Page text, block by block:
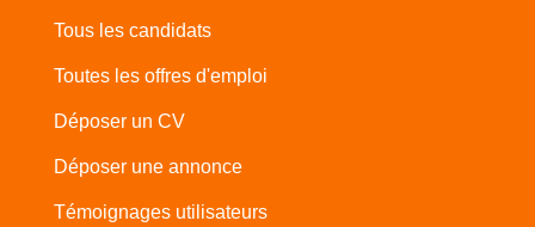
Tous les candidats
Toutes les offres d'emploi
Déposer un CV
Déposer une annonce
Témoignages utilisateurs